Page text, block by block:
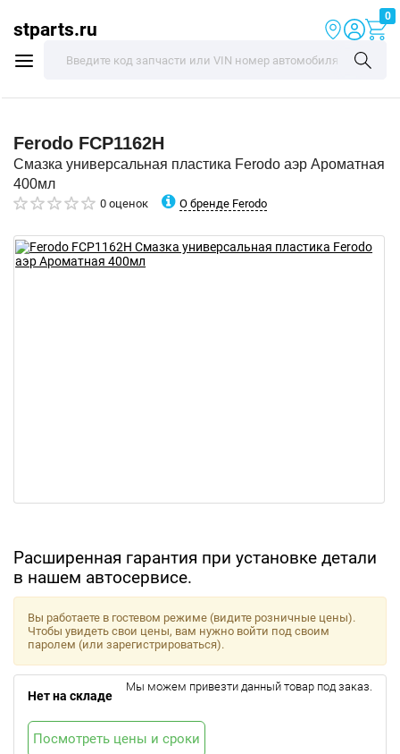
stparts.ru
0
Ferodo FCP1162H
Смазка универсальная пластика Ferodo аэр Ароматная
400мл
0 оценок О бренде Ferodo
Расширенная гарантия при установке детали
в нашем автосервисе.
Вы работаете в гостевом режиме (видите розничные цены).
Чтобы увидеть свои цены, вам нужно войти под своим
паролем (или зарегистрироваться).
Нет на складе
Мы можем привезти данный товар под заказ.
Посмотреть цены и сроки